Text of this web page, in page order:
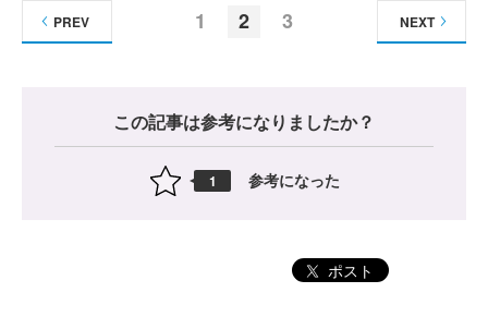
1 2 3
PREV NEXT
この記事は参考になりましたか？
1 参考になった
ポスト